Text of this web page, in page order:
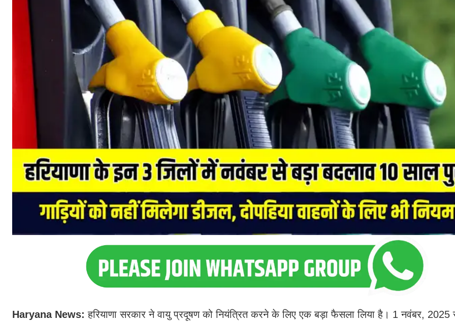
Haryana News:हरियाणा सरकार ने वायु प्रदूषण को नियंत्रित करने के लिए एक बड़ा फैसला लिया है। 1 नवंबर,